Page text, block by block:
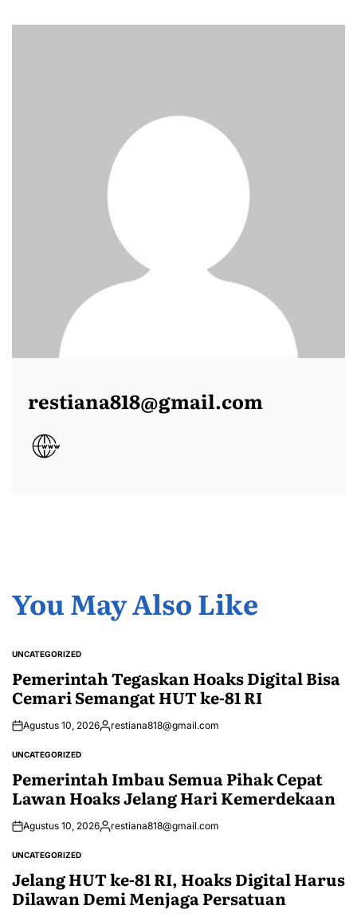
restiana818@gmail.com
You May Also Like
POSTED
UNCATEGORIZED
Pemerintah Tegaskan Hoaks Digital Bisa
Cemari Semangat HUT ke-81 RI
Agustus 10, 2026Posted
restiana818@gmail.com
POSTED
UNCATEGORIZED
Pemerintah Imbau Semua Pihak Cepat
Lawan Hoaks Jelang Hari Kemerdekaan
Agustus 10, 2026Posted
restiana818@gmail.com
POSTED
UNCATEGORIZED
Jelang HUT ke-81 RI, Hoaks Digital Harus
Dilawan Demi Menjaga Persatuan